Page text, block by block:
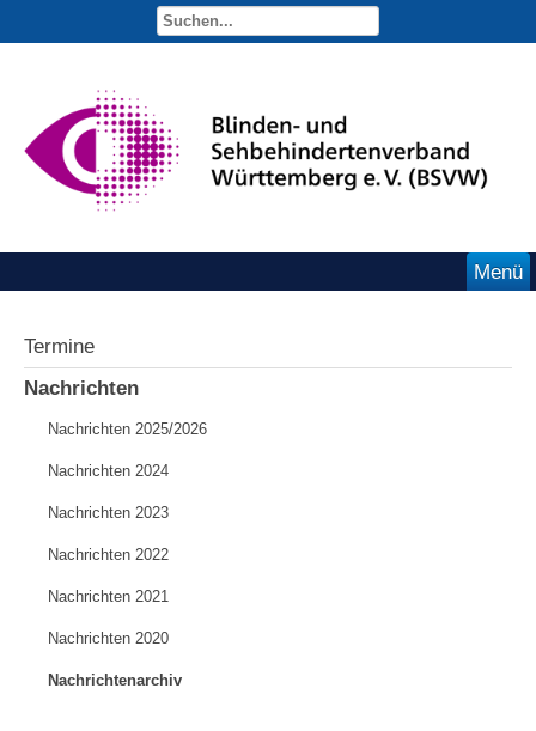
Menü
Termine
Nachrichten
Nachrichten 2025/2026
Nachrichten 2024
Nachrichten 2023
Nachrichten 2022
Nachrichten 2021
Nachrichten 2020
Nachrichtenarchiv